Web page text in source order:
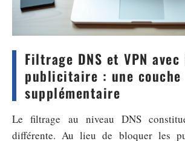
Filtrage DNS et VPN avec
publicitaire : une couche
supplémentaire
Le filtrage au niveau DNS
différente. Au lieu de bloquer les